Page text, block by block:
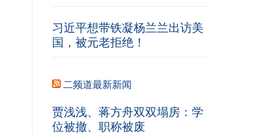
习近平想带铁凝杨兰兰出访美
国，被元老拒绝！
二频道最新新闻
贾浅浅、蒋方舟双双塌房：学
位被撤、职称被废